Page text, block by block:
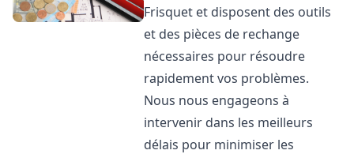
Frisquet et disposent des outils
et des pièces de rechange
nécessaires pour résoudre
rapidement vos problèmes.
Nous nous engageons à
intervenir dans les meilleurs
délais pour minimiser les